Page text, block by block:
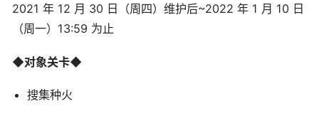
2021 年 12 月 30 日（周四）维护后~2022 年 1 月 10 日
（周一）13:59 为止
◆对象关卡◆
搜集种火